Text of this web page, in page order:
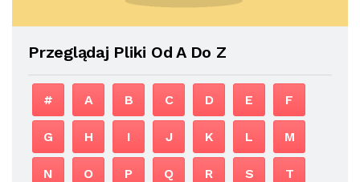
Przeglądaj Pliki Od A Do Z
# A B C D E F
G H I J K L M
N O P Q R S T